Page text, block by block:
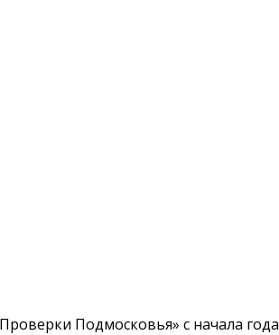
Подмосковья» с начала года